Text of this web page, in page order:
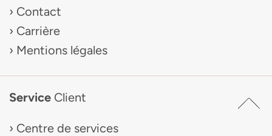
Contact
Carrière
Mentions légales
Service Client
Centre de services